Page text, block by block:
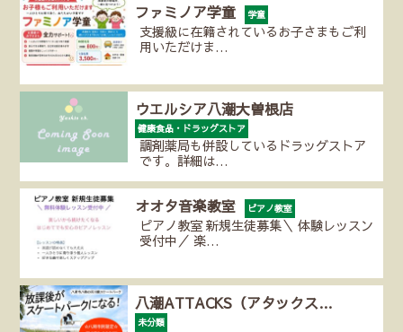
ファミノア学童 学童
支援級に在籍されているお子さまもご利
用いただけま…
ウエルシア八潮大曽根店
健康食品・ドラッグストア
調剤薬局も併設しているドラッグストア
です。詳細は…
オオタ音楽教室 ピアノ教室
ピアノ教室 新規生徒募集＼ 体験レッスン
受付中／ 楽…
八潮ATTACKS（アタックス…
未分類